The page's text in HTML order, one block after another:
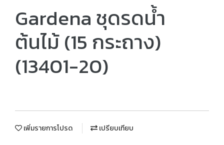
Gardena ชุดรดน้ำ
ต้นไม้ (15 กระถาง)
(13401-20)
เพิ่มรายการโปรด เปรียบเทียบ